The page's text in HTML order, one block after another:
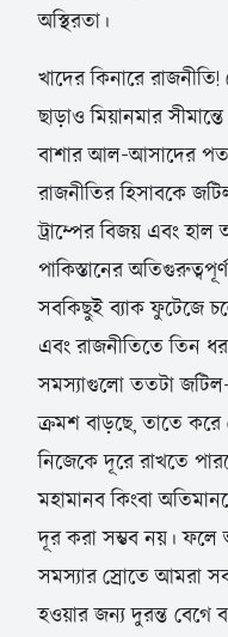
অস্থিরতা।
খাদের কিনারে
ছাড়াও মিয়ানমার
বাশার আল-আসাদের
রাজনীতির হিসাবকে
ট্রাম্পের বিজয় এবং
পাকিস্তানের
সবকিছুই ব্যাক ফুটেজে
এবং রাজনীতিতে তিন
সমস্যাগুলো ততটা
ক্রমশ বাড়ছে, তাতে
নিজেকে দূরে রাখতে
মহামানব কিংবা
দূর করা সম্ভব নয়। ফলে
সমস্যার স্রোতে আমরা
হওয়ার জন্য দুরন্ত বেগে